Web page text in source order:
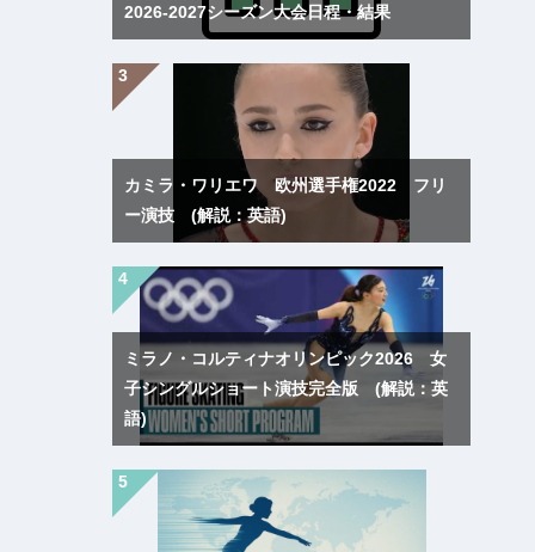
2026-2027シーズン大会日程・結果
カミラ・ワリエワ 欧州選手権2022 フリ
ー演技 (解説：英語)
ミラノ・コルティナオリンピック2026 女
子シングルショート演技完全版 (解説：英
語)